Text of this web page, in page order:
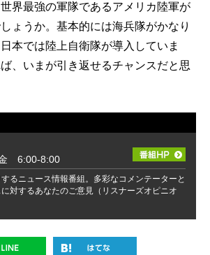
界最強の軍隊であるアメリカ陸軍が
ょうか。基本的には海兵隊がかなり
本では陸上自衛隊が導入していま
、いまが引き返せるチャンスだと思
6:00-8:00
るニュース情報番組。多彩なコメンテーターと
対するあなたのご意見（リスナーズオピニオ